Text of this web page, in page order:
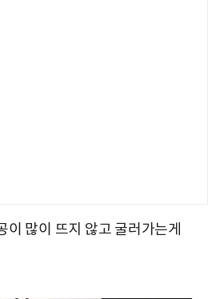
이 많이 뜨지 않고 굴러가는게